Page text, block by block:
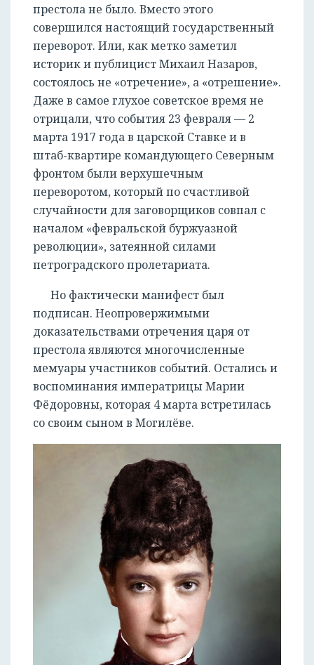
престола не было. Вместо этого
совершился настоящий государственный
переворот. Или, как метко заметил
историк и публицист Михаил Назаров,
состоялось не «отречение», а «отрешение».
Даже в самое глухое советское время не
отрицали, что события 23 февраля — 2
марта 1917 года в царской Ставке и в
штаб-квартире командующего Северным
фронтом были верхушечным
переворотом, который по счастливой
случайности для заговорщиков совпал с
началом «февральской буржуазной
революции», затеянной силами
петроградского пролетариата.
Но фактически манифест был
подписан. Неопровержимыми
доказательствами отречения царя от
престола являются многочисленные
мемуары участников событий. Остались и
воспоминания императрицы Марии
Фёдоровны, которая 4 марта встретилась
со своим сыном в Могилёве.